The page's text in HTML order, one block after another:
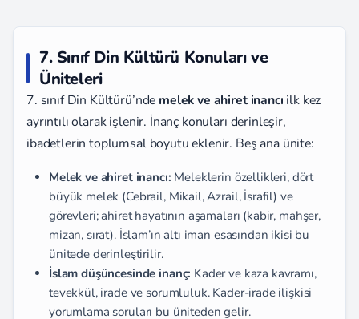
7. Sınıf Din Kültürü Konuları ve
Üniteleri
7. sınıf Din Kültürü’nde melek ve ahiret inancı ilk kez
ayrıntılı olarak işlenir. İnanç konuları derinleşir,
ibadetlerin toplumsal boyutu eklenir. Beş ana ünite:
Melek ve ahiret inancı: Meleklerin özellikleri, dört
büyük melek (Cebrail, Mikail, Azrail, İsrafil) ve
görevleri; ahiret hayatının aşamaları (kabir, mahşer,
mizan, sırat). İslam’ın altı iman esasından ikisi bu
ünitede derinleştirilir.
İslam düşüncesinde inanç: Kader ve kaza kavramı,
tevekkül, irade ve sorumluluk. Kader-irade ilişkisi
yorumlama soruları bu üniteden gelir.